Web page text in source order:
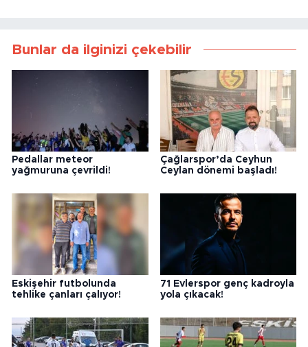
Bunlar da ilginizi çekebilir
Pedallar meteor
yağmuruna çevrildi!
Çağlarspor’da Ceyhun
Ceylan dönemi başladı!
Eskişehir futbolunda
tehlike çanları çalıyor!
71 Evlerspor genç kadroyla
yola çıkacak!